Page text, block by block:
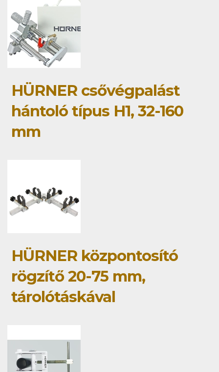
HÜRNER csővégpalást
hántoló típus H1, 32-160
mm
HÜRNER központosító
rögzítő 20-75 mm,
tárolótáskával